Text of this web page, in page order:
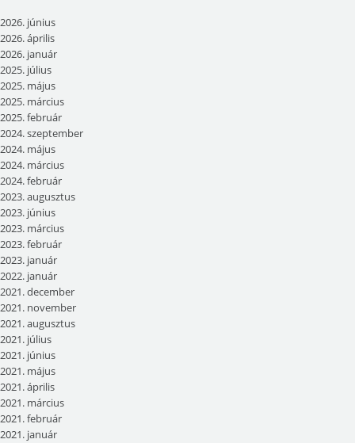
2026. június
2026. április
2026. január
2025. július
2025. május
2025. március
2025. február
2024. szeptember
2024. május
2024. március
2024. február
2023. augusztus
2023. június
2023. március
2023. február
2023. január
2022. január
2021. december
2021. november
2021. augusztus
2021. július
2021. június
2021. május
2021. április
2021. március
2021. február
2021. január